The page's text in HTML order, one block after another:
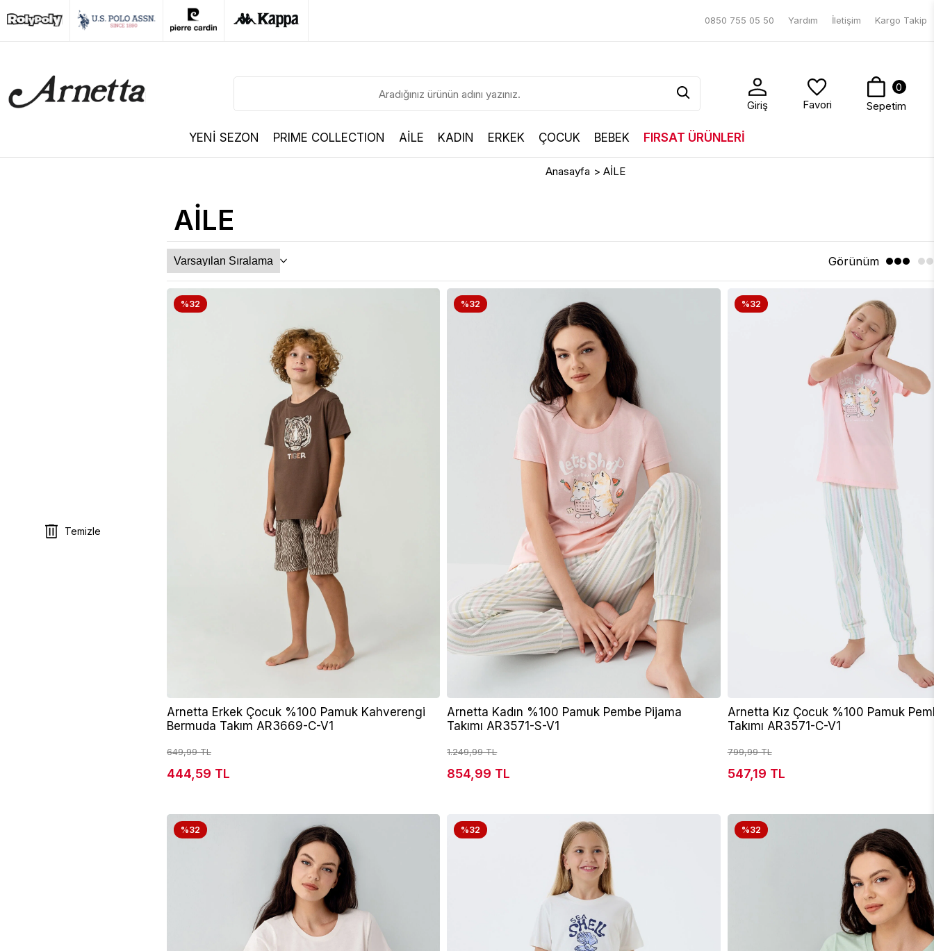
0850 755 05 50 Yardım İletişim Kargo Takip
Giriş Favori
0
Sepetim
YENİ SEZON PRIME COLLECTION AİLE KADIN ERKEK ÇOCUK BEBEK FIRSAT ÜRÜNLERİ
Temizle
Anasayfa > AİLE
AİLE
Görünüm
%32
Arnetta Erkek Çocuk %100 Pamuk Kahverengi
Bermuda Takım AR3669-C-V1
649,99 TL
444,59 TL
%32
Arnetta Kadın %100 Pamuk Pembe Pijama
Takımı AR3571-S-V1
1.249,99 TL
854,99 TL
%32
Arnetta Kız Çocuk %100 Pamuk
Takımı AR3571-C-V1
799,99 TL
547,19 TL
%32 %32 %32